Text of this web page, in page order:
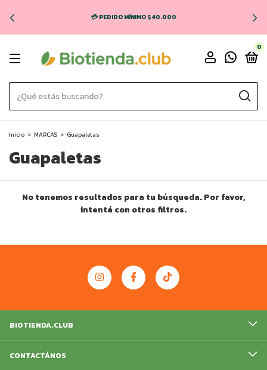
💳 PEDIDO MÍNIMO $40.000
0
Inicio > MARCAS > Guapaletas
Guapaletas
No tenemos resultados para tu búsqueda. Por favor,
intentá con otros filtros.
BIOTIENDA.CLUB
CONTACTÁNOS